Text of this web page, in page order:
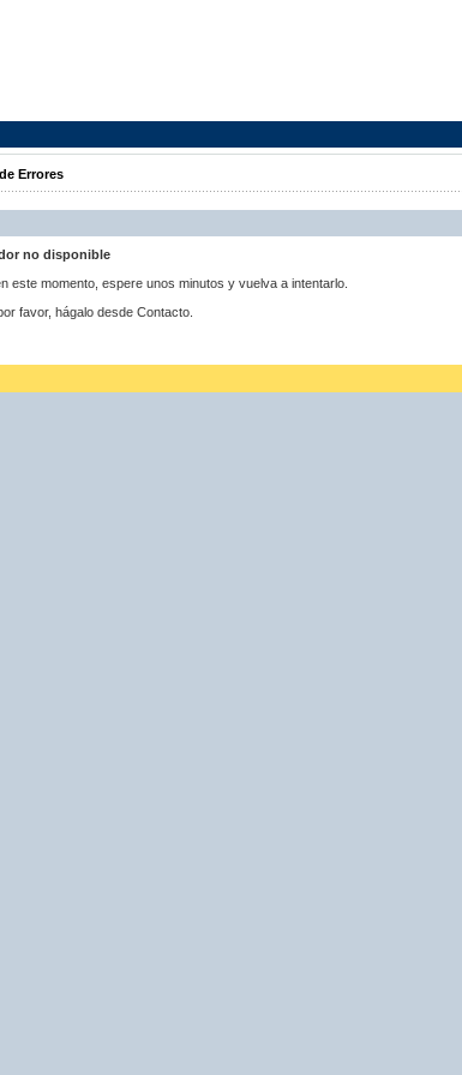
Errores
no disponible
este momento, espere unos minutos y vuelva a intentarlo.
favor, hágalo desde Contacto.